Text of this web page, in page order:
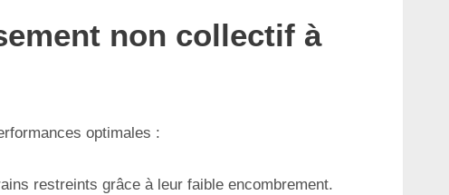
non collectif à
optimales :
restreints grâce à leur faible encombrement.